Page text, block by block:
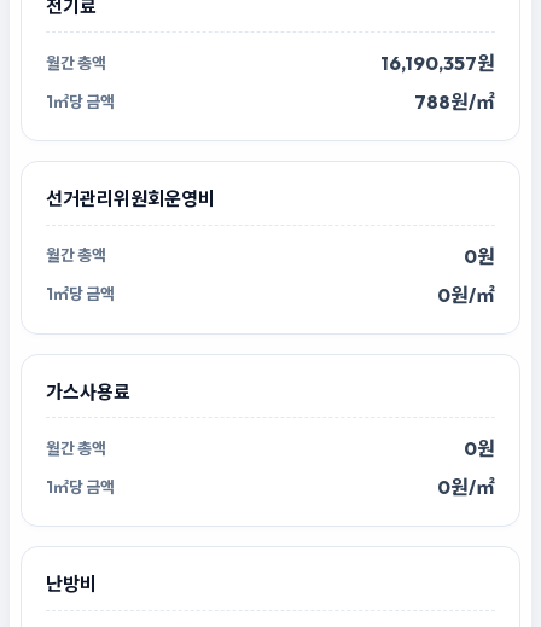
전기료
16,190,357원
788원/㎡
선거관리위원회운영비
0원
0원/㎡
가스사용료
0원
0원/㎡
난방비